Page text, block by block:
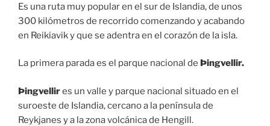
Es una ruta muy popular en el sur de Islandia, de unos
300 kilómetros de recorrido comenzando y acabando
en Reikiavik y que se adentra en el corazón de la isla.
La primera parada es el parque nacional de Þingvellir.
Þingvellires un valle y parque nacional situado en el
suroeste de Islandia, cercano a la península de
Reykjanes y a la zona volcánica de Hengill.